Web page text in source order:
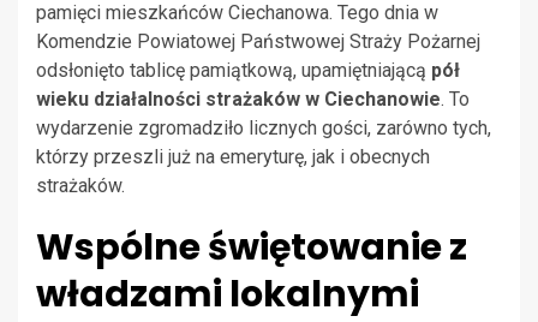
pamięci mieszkańców Ciechanowa. Tego dnia w
Komendzie Powiatowej Państwowej Straży Pożarnej
odsłonięto tablicę pamiątkową, upamiętniającą pół
wieku działalności strażaków w Ciechanowie. To
wydarzenie zgromadziło licznych gości, zarówno tych,
którzy przeszli już na emeryturę, jak i obecnych
strażaków.
Wspólne świętowanie z
władzami lokalnymi